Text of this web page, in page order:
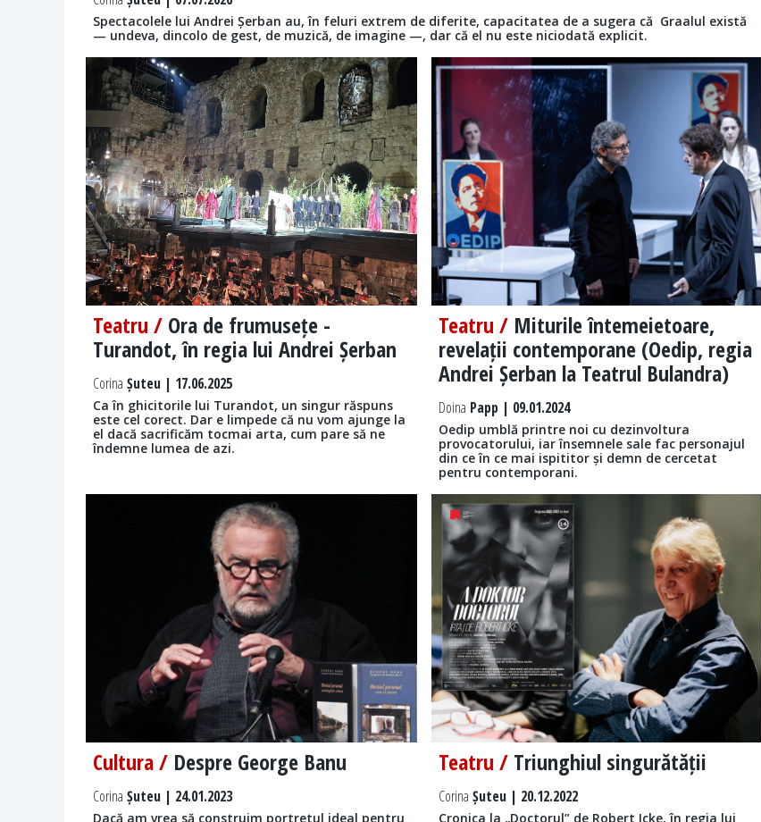
Spectacolele lui Andrei Șerban au, în feluri extrem de diferite, capacitatea de a sugera că Graalul există
— undeva, dincolo de gest, de muzică, de imagine —, dar că el nu este niciodată explicit.
Teatru / Ora de frumusețe -
Turandot, în regia lui Andrei Șerban
Corina Șuteu | 17.06.2025
Ca în ghicitorile lui Turandot, un singur răspuns
este cel corect. Dar e limpede că nu vom ajunge la
el dacă sacrificăm tocmai arta, cum pare să ne
îndemne lumea de azi.
Teatru / Miturile întemeietoare,
revelații contemporane (Oedip, regia
Andrei Șerban la Teatrul Bulandra)
Doina Papp | 09.01.2024
Oedip umblă printre noi cu dezinvoltura
provocatorului, iar însemnele sale fac personajul
din ce în ce mai ispititor și demn de cercetat
pentru contemporani.
Cultura / Despre George Banu
Corina Șuteu | 24.01.2023
Dacă am vrea să construim portretul ideal pentru
Teatru / Triunghiul singurătății
Corina Șuteu | 20.12.2022
Cronica la „Doctorul” de Robert Icke, în regia lui